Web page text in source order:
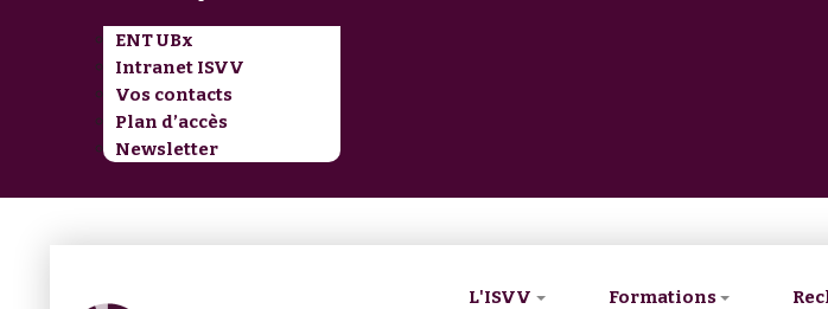
ENT UBx
Intranet ISVV
Vos contacts
Plan d’accès
Newsletter
L'ISVV Formations